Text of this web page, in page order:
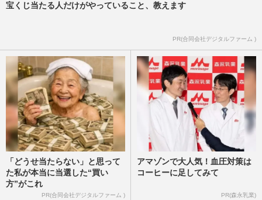
茂木敏充外務大臣、メキシコでのコーヒー
宝くじ当たる人だけがやっていること、教えます
PR(合同会社デジタルファーム )
「どうせ当たらない」と思って
た私が本当に当選した“買い
方”がこれ
PR(合同会社デジタルファーム )
アマゾンで大人気！血圧対策は
コーヒーに足してみて
PR(森永乳業)